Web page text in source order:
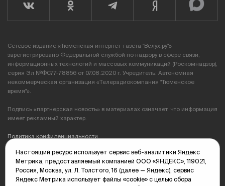
Сетевое издание «Тюменская интернет-газета "Вслух.ру"»
зарегистрировано Федеральной службой по надзору в сфере связи,
информационных технологий и массовых коммуникаций (Роскомнадзор),
серия Эл №ФС77-78856 от 07.08.2020 г. Учредитель: Автономная
некоммерческая организация «Телерадиокомпания "Тюменское
время"».
Подпись «партнерская новость» в материалах означает, что информация
имеет рекламный характер.
Политика конфиденциальности
Редакция: 625035, Тюмень, пр. Геологоразведчиков, 28А
(3452) 68-89-05
edit@vsluh.ru
Настоящий ресурс использует сервис веб-аналитики Яндекс
Метрика, предоставляемый компанией ООО «ЯНДЕКС», 119021,
Россия, Москва, ул. Л. Толстого, 16 (далее — Яндекс), сервис
Яндекс Метрика использует файлы «cookie» с целью сбора